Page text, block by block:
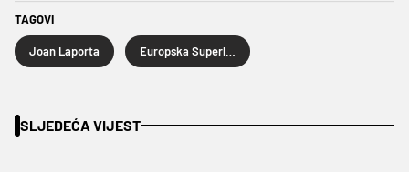
TAGOVI
Joan Laporta
SLJEDEĆA VIJEST